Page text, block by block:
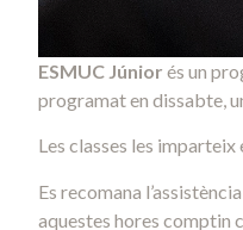
ESMUC Júnior és un
programat en dissabte,
Les classes les
Es recomana
aquestes hores comptin